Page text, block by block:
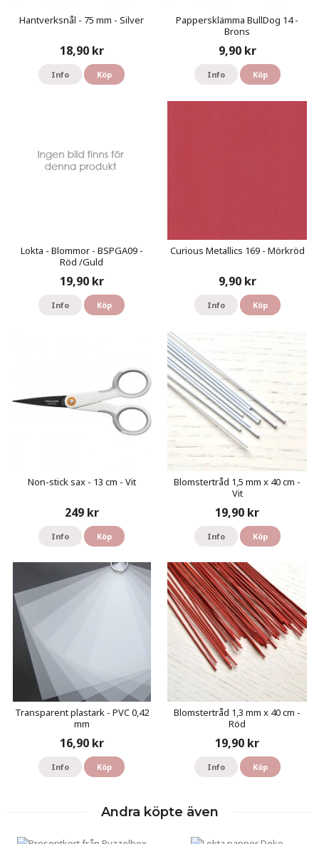
Hantverksnål - 75 mm - Silver
18,90 kr
Info Köp
Pappersklämma BullDog 14 -
Brons
9,90 kr
Info Köp
Lokta - Blommor - BSPGA09 -
Röd /Guld
19,90 kr
Info Köp
Curious Metallics 169 - Mörkröd
9,90 kr
Info Köp
Non-stick sax - 13 cm - Vit
249 kr
Info Köp
Blomstertråd 1,5 mm x 40 cm -
Vit
19,90 kr
Info Köp
Transparent plastark - PVC 0,42
mm
16,90 kr
Info Köp
Blomstertråd 1,3 mm x 40 cm -
Röd
19,90 kr
Info Köp
Andra köpte även